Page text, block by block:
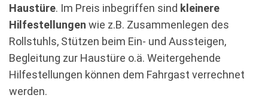
Haustüre. Im Preis inbegriffen sind kleinere
Hilfestellungen wie z.B. Zusammenlegen des
Rollstuhls, Stützen beim Ein- und Aussteigen,
Begleitung zur Haustüre o.ä. Weitergehende
Hilfestellungen können dem Fahrgast verrechnet
werden.